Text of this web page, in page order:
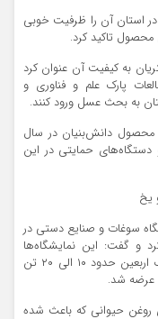
تولید یک‌هزار و ۵۰۰ تن عسل در استان آن را ظرفیت خوبی
محصول تاکید کرد.
به کیفیت آن عنوان کرد
پارک علم و فناوری و
به بحث عسل ورود کنند.
میرزاد همچنین از پیگیری برای تجاری‌سازی ۱۲ محصول دانش‌بنیان در سال
دستگاه‌های حمایتی در این
یخ
سوغات و صنایع دستی در
و گفت: این نمایشگاه‌ها
فروش بسیار خوبی داشتند و در بازه زمانی اندک اربعین حدود ۱۰ الی ۲۰ تن
عرضه شد.
روغن حیوانی که باعث شده